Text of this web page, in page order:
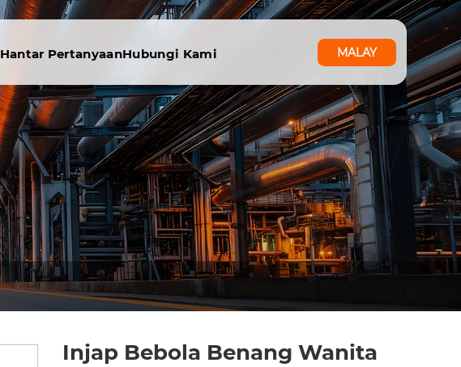
Hantar PertanyaanHubungi Kami MALAY
Injap Bebola Benang Wanita